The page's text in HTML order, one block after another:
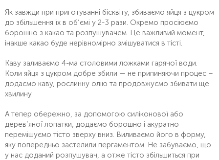
Як завжди при приготуванні бісквіту, збиваємо яйця з цукром
до збільшення їх в об’ємі у 2-3 рази. Окремо просіюємо
борошно з какао та розпушувачем. Це важливий момент,
інакше какао буде нерівномірно змішуватися в тісті.
Каву заливаємо 4-ма столовими ложками гарячої води.
Коли яйця з цукром добре збили — не припиняючи процес –
додаємо каву, рослинну олію та продовжуємо збивати ще
хвилину.
А тепер обережно, за допомогою силіконової або
дерев’яної лопатки, додаємо борошно і акуратно
перемішуємо тісто зверху вниз. Виливаємо його в форму,
яку попередньо застелили пергаментом. Не забуваємо, що
у нас доданий розпушувач, а отже тісто збільшиться при